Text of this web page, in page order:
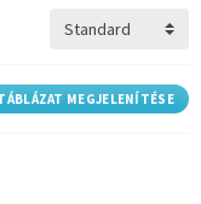
MEGJELENÍTÉSE